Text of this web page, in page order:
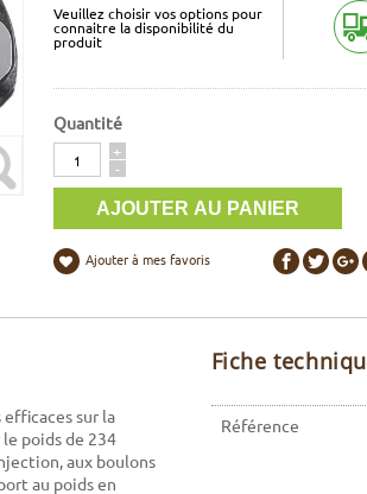
Veuillez choisir vos options pour
connaitre la disponibilité du
produit
Quantité
Quantité
+
-
Ajouter à mes favoris
sur la
poids de 234
aux boulons
au poids en
Fiche
Référence